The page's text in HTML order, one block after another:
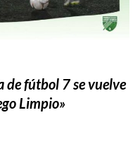
de fútbol 7 se vuelve
Limpio»